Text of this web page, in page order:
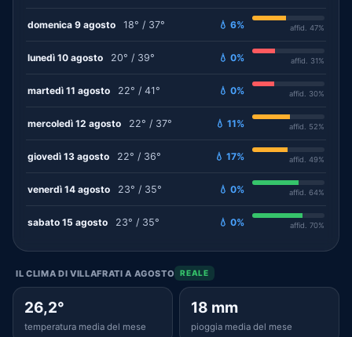
domenica 9 agosto 18° / 37° 💧 6% affid. 47%
lunedì 10 agosto 20° / 39° 💧 0% affid. 31%
martedì 11 agosto 22° / 41° 💧 0% affid. 30%
mercoledì 12 agosto 22° / 37° 💧 11% affid. 52%
giovedì 13 agosto 22° / 36° 💧 17% affid. 49%
venerdì 14 agosto 23° / 35° 💧 0% affid. 64%
sabato 15 agosto 23° / 35° 💧 0% affid. 70%
IL CLIMA DI VILLAFRATI A AGOSTO REALE
26,2°
temperatura media del mese
18 mm
pioggia media del mese